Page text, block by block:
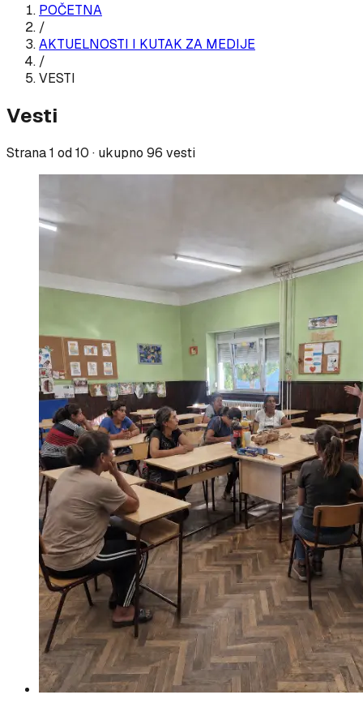
POČETNA
/
AKTUELNOSTI I KUTAK ZA MEDIJE
/
VESTI
Vesti
Strana1 od10 · ukupno 96 vesti